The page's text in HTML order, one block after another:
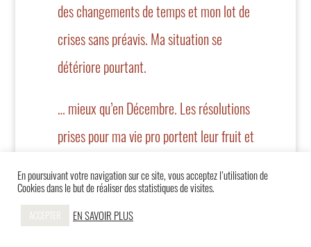
des changements de temps et mon lot de
crises sans préavis. Ma situation se
détériore pourtant.
… mieux qu’en Décembre. Les résolutions
prises pour ma vie pro portent leur fruit et
des nuits sans repos. Les rencontres pour
ces portraits sont mon oxygène et me
En poursuivant votre navigation sur ce site, vous acceptez l’utilisation de
Cookies dans le but de réaliser des statistiques de visites.
ACCEPTER EN SAVOIR PLUS